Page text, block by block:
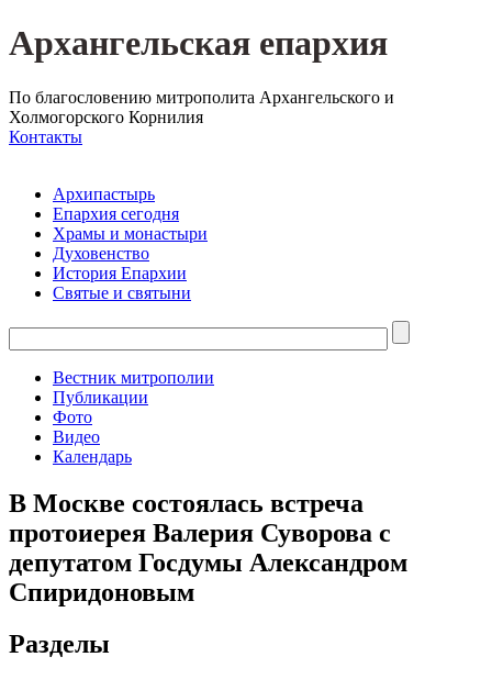
Архангельская епархия
По благословению митрополита Архангельского и
Холмогорского Корнилия
Контакты
Архипастырь
Епархия сегодня
Храмы и монастыри
Духовенство
История Епархии
Святые и святыни
Вестник митрополии
Публикации
Фото
Видео
Календарь
В Москве состоялась встреча
протоиерея Валерия Суворова с
депутатом Госдумы Александром
Спиридоновым
Разделы